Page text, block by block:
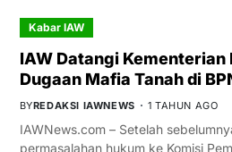
Kabar IAW
IAW Datangi Kementerian
Dugaan Mafia Tanah di
BYREDAKSI IAWNEWS 1 TAHUN AGO
IAWNews.com – Setelah
permasalahan hukum ke Komisi